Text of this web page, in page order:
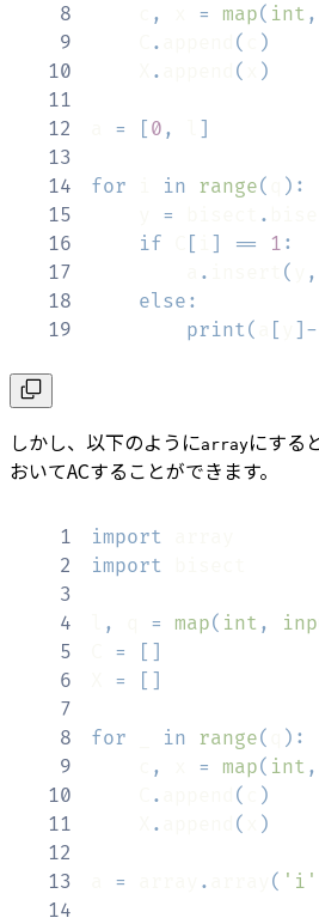
8
, = map( int ,
9
. (
)
10
. (
)
11
12
= [ 0 ,
]
13
14
for in range( ) :
15
= .
16
if [ ] == 1 :
17
. ( ,
18
else :
19
print( [ ] -
しかし、以下のようにarrayにする
おいてACすることができます。
1 import
2
import
3
4
, = map( int ,
5
= [ ]
6
= [ ]
7
8
for in range( ) :
9
, = map( int ,
10
. (
)
11
. (
)
12
13
= . ( 'i'
14